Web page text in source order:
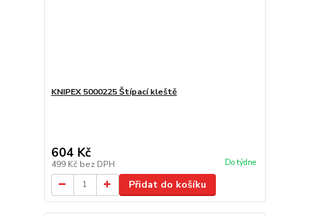
KNIPEX 5000225 Štípací kleště
604 Kč
499 Kč bez DPH Do týdne
Přidat do košíku